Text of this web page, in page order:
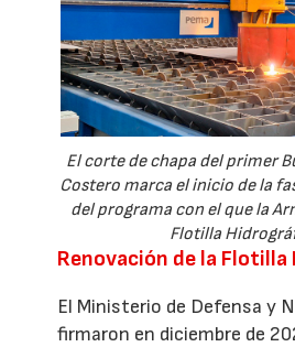
El corte de chapa del primer
Costero marca el inicio de la
del programa con el que la
Flotilla
Renovación de la
El Ministerio de Defensa y
firmaron en diciembre de